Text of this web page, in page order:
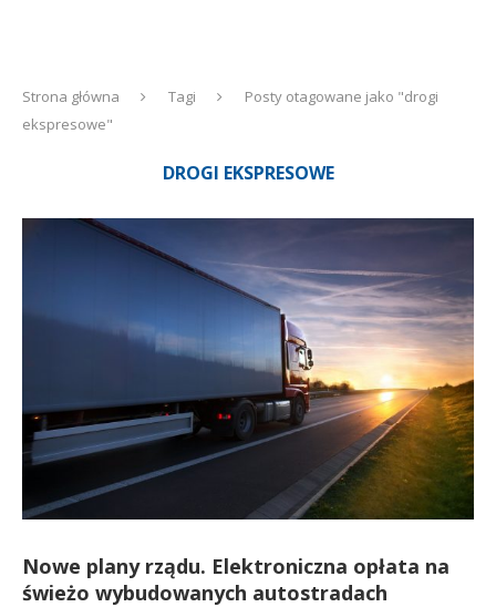
Strona główna Tagi
Posty otagowane jako "drogi
ekspresowe"
DROGI EKSPRESOWE
Nowe plany rządu. Elektroniczna opłata na
świeżo wybudowanych autostradach